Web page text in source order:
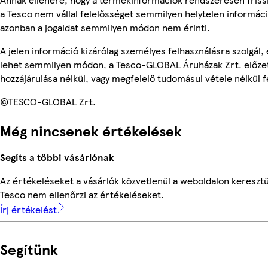
a Tesco nem vállal felelősséget semmilyen helytelen
azonban a jogaidat semmilyen módon nem érinti.
A jelen információ kizárólag személyes felhasználásra szolgál,
lehet semmilyen módon, a Tesco-GLOBAL Áruházak Zrt.
hozzájárulása nélkül, vagy megfelelő tudomásul vétele nélkül
©TESCO-GLOBAL Zrt.
Még nincsenek értékelések
Segíts a többi vásárlónak
Az értékeléseket a vásárlók közvetlenül a weboldalon
Tesco nem ellenőrzi az értékeléseket.
Írj értékelést
Segítünk